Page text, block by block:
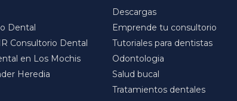
Dental
Consultorio Dental
en Los Mochis
Heredia
Descargas
Emprende tu consultorio
Tutoriales para dentistas
Odontologia
Salud bucal
Tratamientos dentales